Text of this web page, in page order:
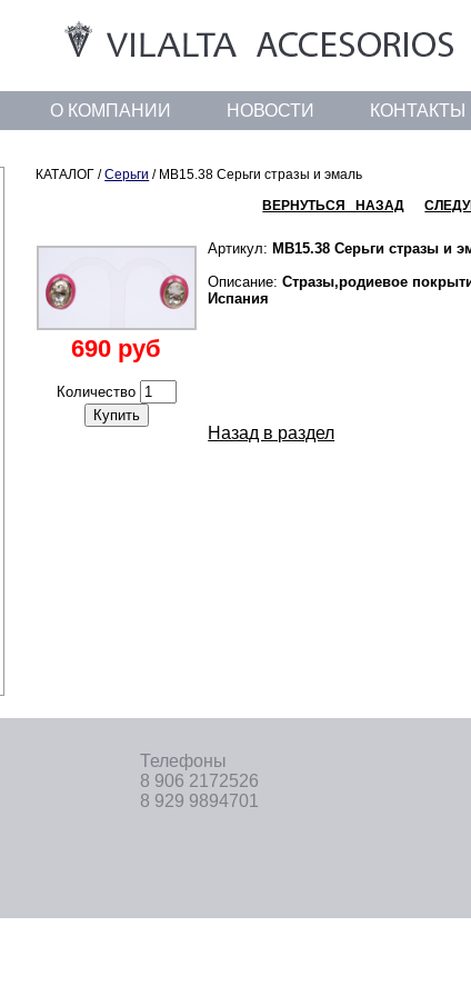
О КОМПАНИИ НОВОСТИ КОНТАКТЫ
КАТАЛОГ /Серьги / MB15.38 Серьги стразы и эмаль
ВЕРНУТЬСЯ НАЗАД
690 руб
Количество
Купить
Артикул: MB15.38 Серьги стразы и
Описание:Стразы,родиевое
Испания
Назад в раздел
Телефоны
8 906 2172526
8 929 9894701